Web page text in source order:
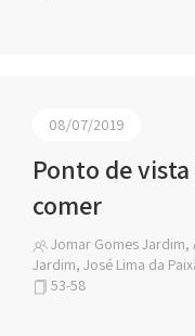
08/07/2019
Ponto de
comer
Jomar Gomes Jardim,
Jardim, José Lima da
53-58